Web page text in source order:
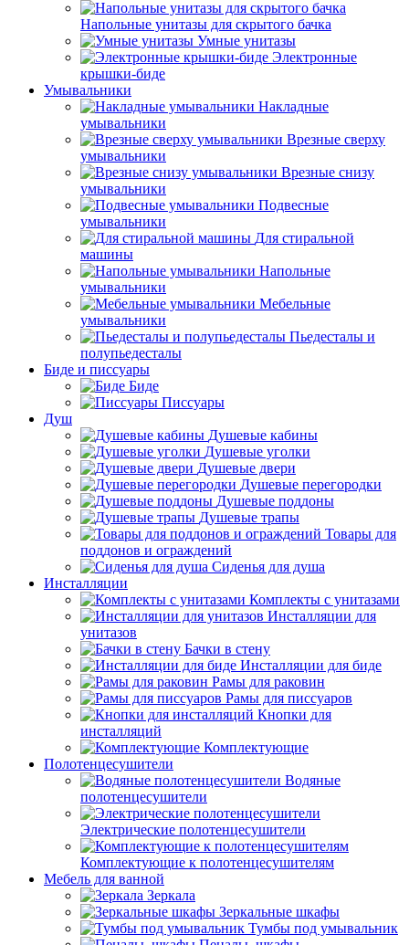
Напольные унитазы для скрытого бачка
Умные унитазы
Электронные
крышки-биде
Умывальники
Накладные
умывальники
Врезные сверху
умывальники
Врезные снизу
умывальники
Подвесные
умывальники
Для стиральной
машины
Напольные
умывальники
Мебельные
умывальники
Пьедесталы и
полупьедесталы
Биде и писсуары
Биде
Писсуары
Душ
Душевые кабины
Душевые уголки
Душевые двери
Душевые перегородки
Душевые поддоны
Душевые трапы
Товары для
поддонов и ограждений
Сиденья для душа
Инсталляции
Комплекты с унитазами
Инсталляции для
унитазов
Бачки в стену
Инсталляции для биде
Рамы для раковин
Рамы для писсуаров
Кнопки для
инсталляций
Комплектующие
Полотенцесушители
Водяные
полотенцесушители
Электрические полотенцесушители
Комплектующие к полотенцесушителям
Мебель для ванной
Зеркала
Зеркальные шкафы
Тумбы под умывальник